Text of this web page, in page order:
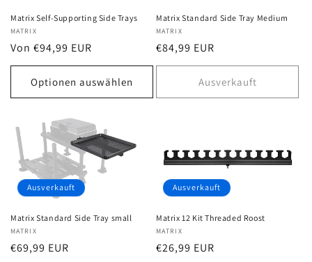
i
e
:
Matrix Self-Supporting Side Trays
Anbieter:
MATRIX
Normaler
Preis
Von €94,99 EUR
Optionen auswählen
Matrix Standard Side Tray Medium
Anbieter:
MATRIX
Normaler
Preis
€84,99 EUR
Ausverkauft
Ausverkauft
Matrix Standard Side Tray small
Anbieter:
MATRIX
Normaler
€69,99 EUR
Ausverkauft
Matrix 12 Kit Threaded Roost
Anbieter:
MATRIX
Normaler
€26,99 EUR